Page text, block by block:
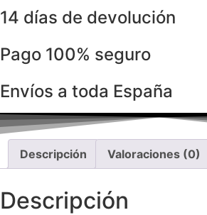
14 días de devolución
Pago 100% seguro
Envíos a toda España
Descripción Valoraciones (0)
Descripción